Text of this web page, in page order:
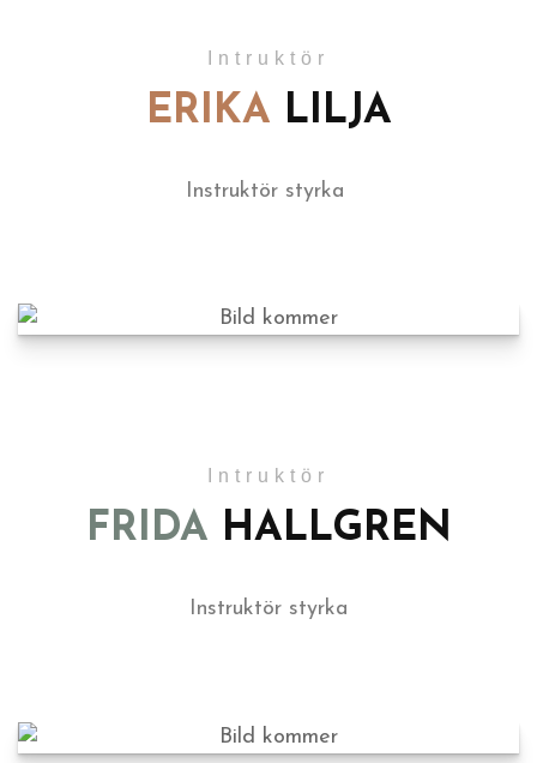
Intruktör
ERIKA LILJA
Instruktör styrka
Intruktör
FRIDA HALLGREN
Instruktör styrka